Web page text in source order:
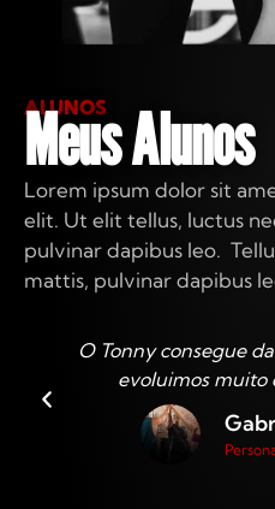
ALUNOS
Meus Alunos
Lorem ipsum dolor sit
elit. Ut elit tellus, luctus
pulvinar dapibus leo.
mattis, pulvinar dapibus
O Tonny consegue
evoluimos muito